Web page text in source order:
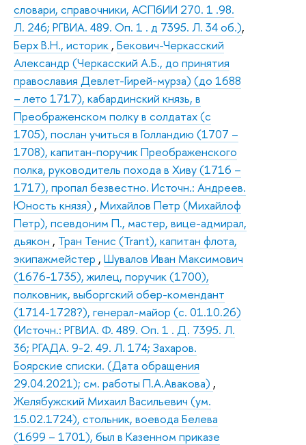
словари, справочники, АСПбИИ 270. 1 .98.
Л. 246; РГВИА. 489. Оп. 1 . д 7395. Л. 34 об.),
Берх В.Н., историк , Бекович-Черкасский
Александр (Черкасский А.Б., до принятия
православия Девлет-Гирей-мурза) (до 1688
– лето 1717), кабардинский князь, в
Преображенском полку в солдатах (с
1705), послан учиться в Голландию (1707 –
1708), капитан-поручик Преображенского
полка, руководитель похода в Хиву (1716 –
1717), пропал безвестно. Источн.: Андреев.
Юность князя) , Михайлов Петр (Михайлоф
Петр), псевдоним П., мастер, вице-адмирал,
дьякон , Тран Тенис (Trant), капитан флота,
экипажмейстер , Шувалов Иван Максимович
(1676-1735), жилец, поручик (1700),
полковник, выборгский обер-комендант
(1714-1728?), генерал-майор (с. 01.10.26)
(Источн.: РГВИА. Ф. 489. Оп. 1 . Д. 7395. Л.
36; РГАДА. 9-2. 49. Л. 174; Захаров.
Боярские списки. (Дата обращения
29.04.2021); см. работы П.А.Авакова) ,
Желябужский Михаил Васильевич (ум.
15.02.1724), стольник, воевода Белева
(1699 – 1701), был в Казенном приказе